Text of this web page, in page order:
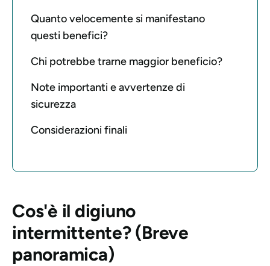
Quanto velocemente si manifestano
questi benefici?
Chi potrebbe trarne maggior beneficio?
Note importanti e avvertenze di
sicurezza
Considerazioni finali
Cos'è il digiuno
intermittente? (Breve
panoramica)